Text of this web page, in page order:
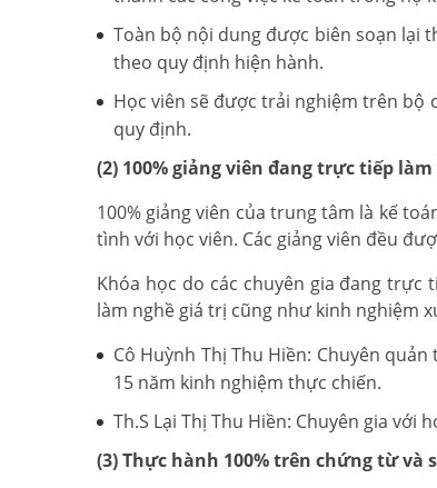
Toàn bộ nội dung được biên soạn lại
theo quy định hiện hành.
Học viên sẽ được trải nghiệm trên bộ
quy định.
(2) 100% giảng viên đang trực tiếp
100% giảng viên của trung tâm là kế
tình với học viên. Các giảng viên đều
Khóa học do các chuyên gia đang
làm nghề giá trị cũng như kinh nghiệm
Cô Huỳnh Thị Thu Hiền: Chuyên
15 năm kinh nghiệm thực chiến.
Th.S Lại Thị Thu Hiền: Chuyên gia
(3) Thực hành 100% trên chứng từ